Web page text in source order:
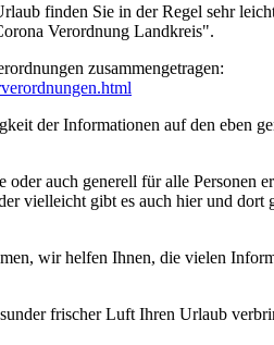
finden Sie in der Regel sehr
Verordnung Landkreis".
zusammengetragen:
der Informationen auf den eben
auch generell für alle
vielleicht gibt es auch hier und
wir helfen Ihnen, die vielen
frischer Luft Ihren Urlaub